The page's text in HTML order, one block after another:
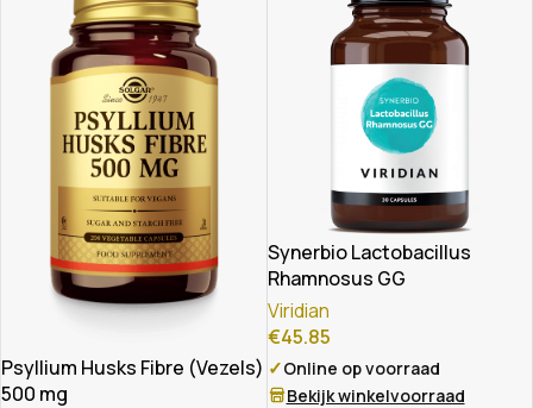
Psyllium Husks Fibre (Vezels)
500 mg
Synerbio Lactobacillus
Rhamnosus GG
Viridian
€45.85
✓Online op voorraad
Bekijk winkelvoorraad